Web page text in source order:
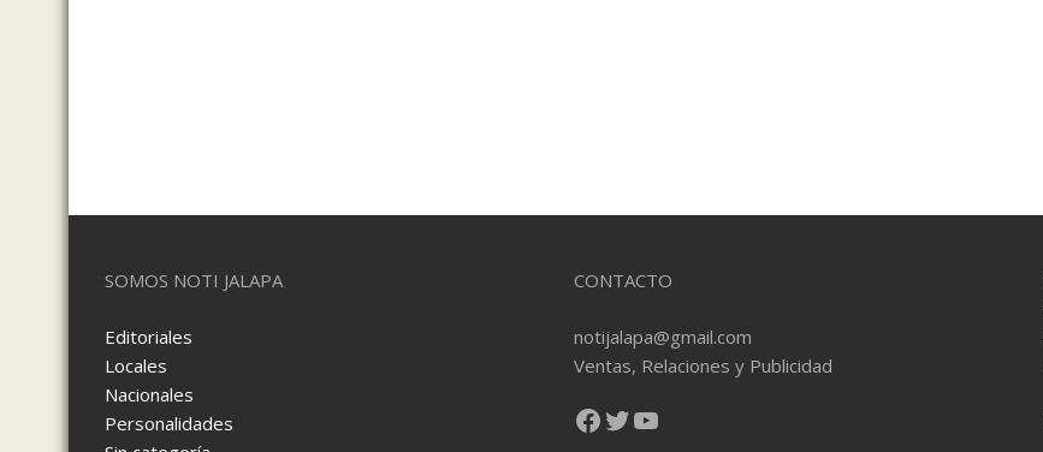
SOMOS NOTI JALAPA
Editoriales
Locales
Nacionales
Personalidades
CONTACTO
notijalapa@gmail.com
Ventas, Relaciones y Publicidad
Facebook
Twitter
YouTube